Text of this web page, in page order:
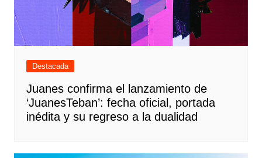
Destacada
Juanes confirma el lanzamiento de
‘JuanesTeban’: fecha oficial, portada
inédita y su regreso a la dualidad